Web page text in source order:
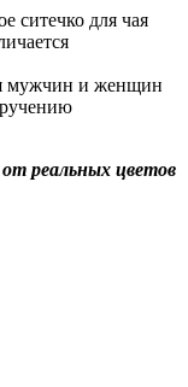
ситечко для чая
мужчин и женщин
реальных цветов